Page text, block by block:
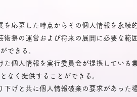
応募した時点からその個人情報を永続
祭の運営および将来の展開に必要な範
できる。
個人情報を実行委員会が提携している
なく提供することができる。
げと共に個人情報破棄の要求があった